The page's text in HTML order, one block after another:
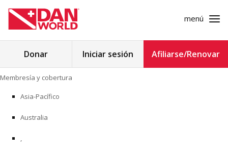
al
contenido
menú
MEMBRESÍA Y COBERTURA
SEGURIDAD
Donar Iniciar sesión Afiliarse/Renovar
Membresía y cobertura
Asia-Pacífico
Australia
,